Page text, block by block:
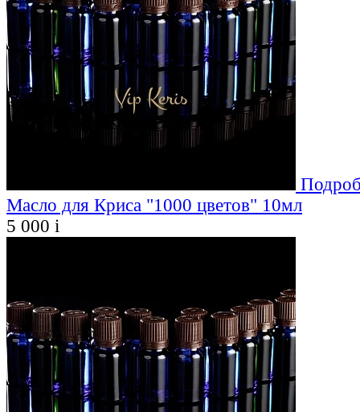
Масло для Криса "1000 цветов" 10мл
5 000 i